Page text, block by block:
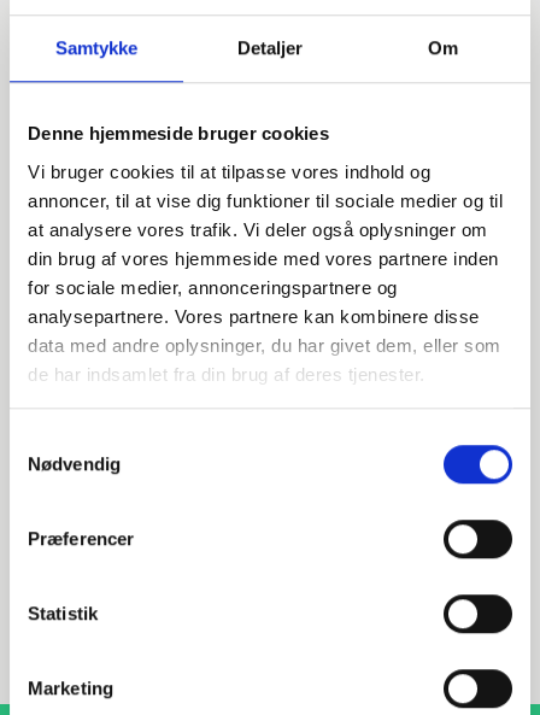
Samtykke Detaljer Om
Denne hjemmeside bruger cookies
Vi bruger cookies til at tilpasse vores indhold og
annoncer, til at vise dig funktioner til sociale medier og til
at analysere vores trafik. Vi deler også oplysninger om
din brug af vores hjemmeside med vores partnere inden
for sociale medier, annonceringspartnere og
analysepartnere. Vores partnere kan kombinere disse
data med andre oplysninger, du har givet dem, eller som
de har indsamlet fra din brug af deres tjenester.
Nødvendig
Præferencer
Statistik
Marketing
Har du spørgsmål?
Vi står klar til at hjælpe med spørgsmål om produkter,
og sparring.